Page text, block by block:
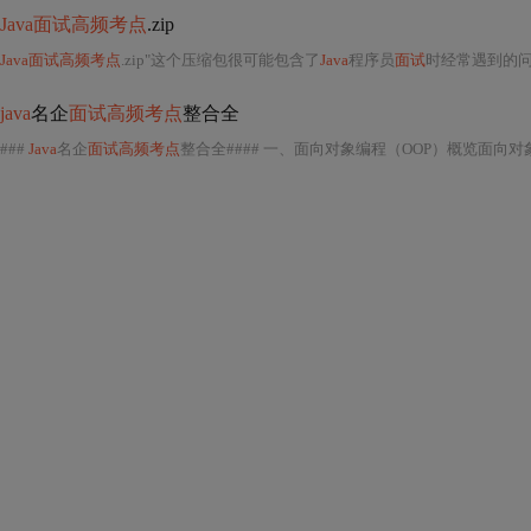
Java面试高频考点.zip
Java面试高频考点.zip"这个压缩包很可能包含了Java程序员面试时经常遇到的问
java名企面试高频考点整合全
### Java名企面试高频考点整合全#### 一、面向对象编程（OOP）概览面向对象编程（Object-Oriented